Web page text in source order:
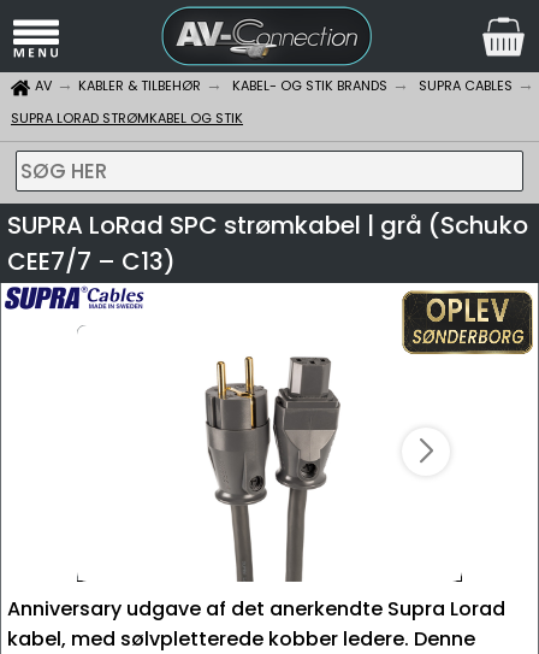
AV KABLER & TILBEHØR KABEL- OG STIK BRANDS
SUPRA CABLES
SUPRA LORAD STRØMKABEL OG STIK
SØG HER
SUPRA LoRad SPC strømkabel | grå (Schuko
CEE7/7 – C13)
Anniversary udgave af det anerkendte Supra Lorad
kabel, med sølvpletterede kobber ledere. Denne